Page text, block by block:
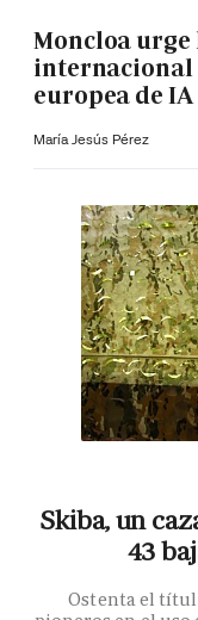
Moncloa
internacional
europea de IA
María Jesús Pérez
Skiba, un
43
Ostenta el